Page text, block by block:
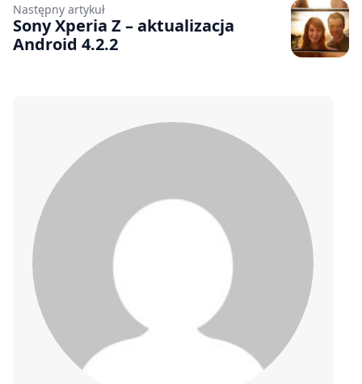
Następny artykuł
Sony Xperia Z – aktualizacja
Android 4.2.2